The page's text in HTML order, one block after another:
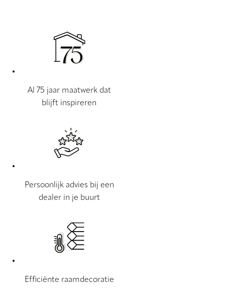
Al 75 jaar maatwerk dat
blijft inspireren
Persoonlijk advies bij een
dealer in je buurt
Efficiënte raamdecoratie